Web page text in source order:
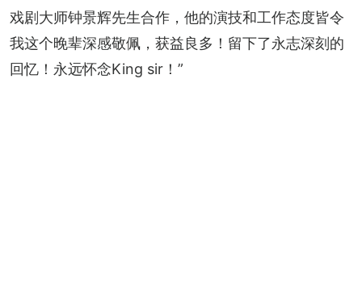
戏剧大师钟景辉先生合作，他的演技和工作态度皆令
我这个晚辈深感敬佩，获益良多！留下了永志深刻的
回忆！永远怀念King sir！”